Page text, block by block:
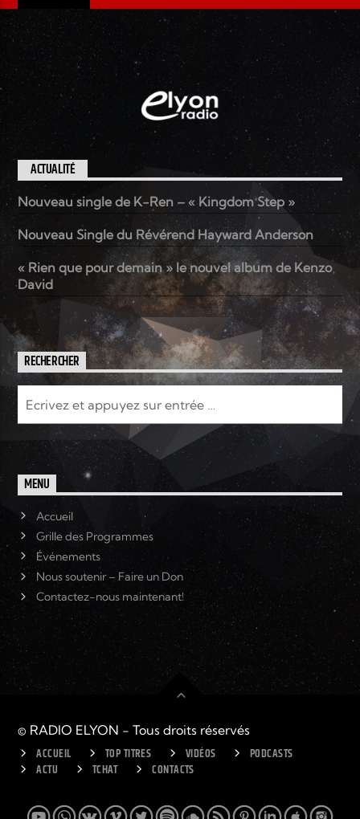
ACTUALITÉ
Nouveau single de K-Ren – « Kingdom Step »
Nouveau Single du Révérend Hayward Anderson
« Rien que pour demain » le nouvel album de Kenzo
David
RECHERCHER
MENU
Accueil
Grille des Programmes
Événements
Nous soutenir – Faire un Don
Contactez-nous maintenant!
© RADIO ELYON - Tous droits réservés
ACCUEIL TOP TITRES VIDÉOS
PODCASTS
ACTU
TCHAT CONTACTS